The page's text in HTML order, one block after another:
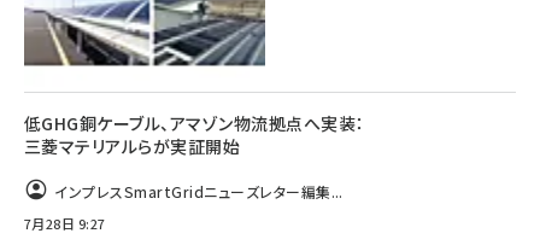
低GHG銅ケーブル、アマゾン物流拠点へ実装：
三菱マテリアルらが実証開始
インプレスSmartGridニューズレター編集...
7月28日 9:27